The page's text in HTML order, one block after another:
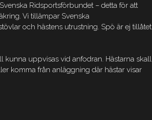
Ridsportsförbundet – detta för att
Vi tillämpar Svenska
och hästens utrustning. Spö är ej tillåtet.
kunna uppvisas vid anfodran. Hästarna skall
komma från anläggning där hästar visar